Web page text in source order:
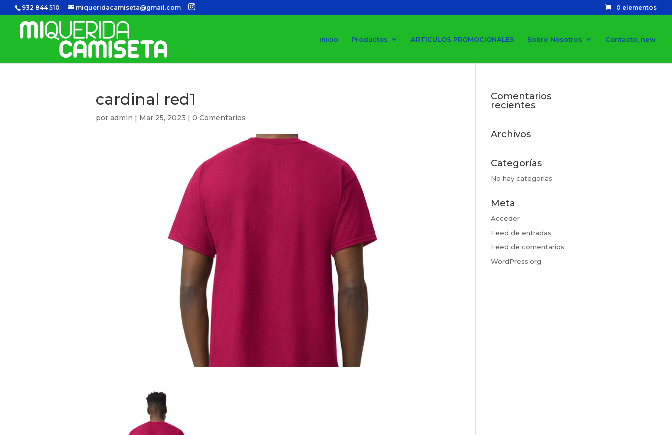
932 844 510 miqueridacamiseta@gmail.com 0 elementos
inicio Productos ARTICULOS PROMOCIONALES Sobre Nosotros Contacto_new
cardinal red1
por admin | Mar 25, 2023 | 0 Comentarios
Comentarios
recientes
Archivos
Categorías
No hay categorías
Meta
Acceder
Feed de entradas
Feed de comentarios
WordPress.org